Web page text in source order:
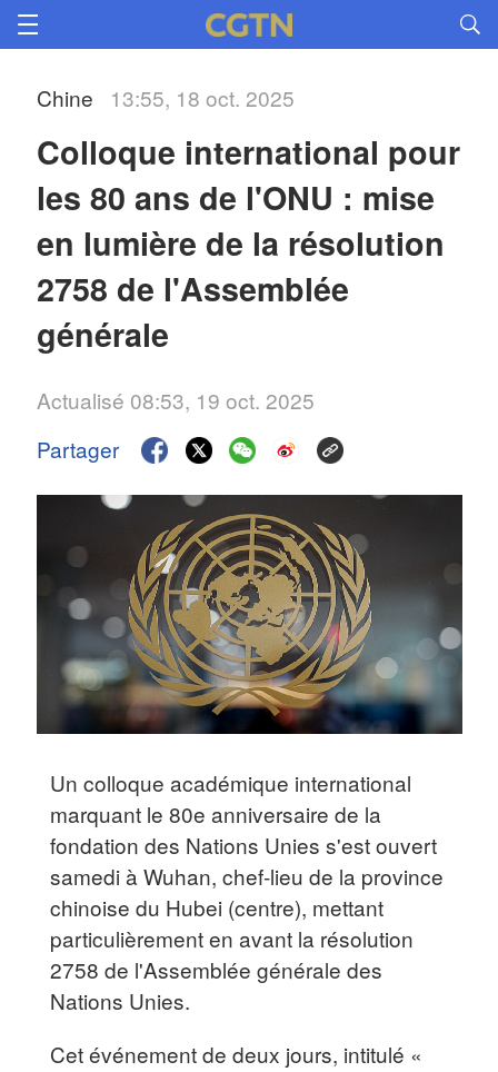
Chine 13:55, 18 oct. 2025
Colloque international pour
les 80 ans de l'ONU : mise
en lumière de la résolution
2758 de l'Assemblée
générale
Actualisé 08:53, 19 oct. 2025
Partager
Un colloque académique international
marquant le 80e anniversaire de la
fondation des Nations Unies s'est ouvert
samedi à Wuhan, chef-lieu de la province
chinoise du Hubei (centre), mettant
particulièrement en avant la résolution
2758 de l'Assemblée générale des
Nations Unies.
Cet événement de deux jours, intitulé «